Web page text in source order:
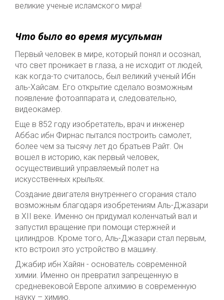
великие ученые исламского мира!
Что было во время мусульман
Первый человек в мире, который понял и осознал,
что свет проникает в глаза, а не исходит от людей,
как когда-то считалось, был великий ученый Ибн
аль-Хайсам. Его открытие сделало возможным
появление фотоаппарата и, следовательно,
видеокамер.
Еще в 852 году изобретатель, врач и инженер
Аббас ибн Фирнас пытался построить самолет,
более чем за тысячу лет до братьев Райт. Он
вошел в историю, как первый человек,
осуществивший управляемый полет на
искусственных крыльях.
Создание двигателя внутреннего сгорания стало
возможным благодаря изобретениям Аль-Джазари
в XII веке. Именно он придумал коленчатый вал и
запустил вращение при помощи стержней и
цилиндров. Кроме того, Аль-Джазари стал первым,
кто встроил это устройство в машину.
Джабир ибн Хайян - основатель современной
химии. Именно он превратил запрещенную в
средневековой Европе алхимию в современную
науку – химию.